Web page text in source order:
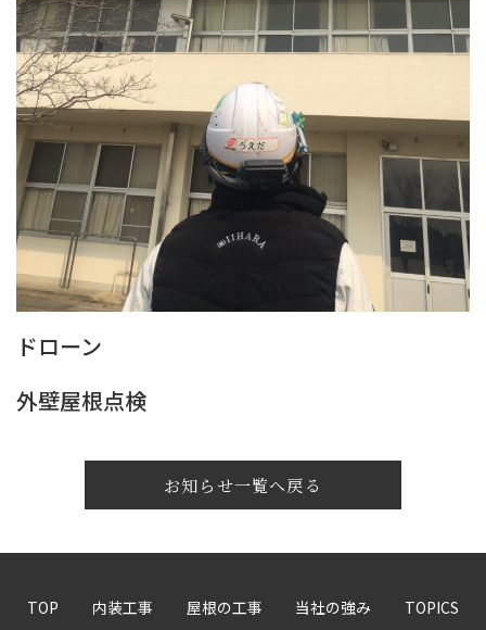
ドローン
外壁屋根点検
お知らせ一覧へ戻る
TOP 内装工事 屋根の工事 当社の強み TOPICS